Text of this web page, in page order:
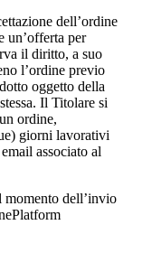
dell’ordine
un’offerta per
il diritto, a suo
l’ordine previo
oggetto della
Il Titolare si
ordine,
giorni lavorativi
associato al
momento dell’invio